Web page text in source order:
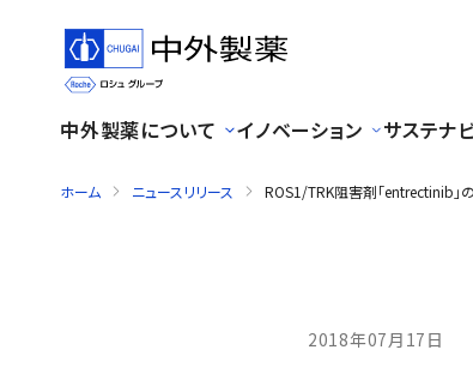
中外製薬について イノベーション サステナ
ホーム ニュースリリース ROS1/TRK阻害剤「entrectinib」
2018年07月17日